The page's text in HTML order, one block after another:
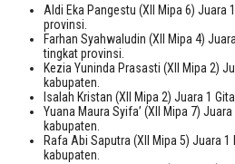
Aldi Eka Pangestu (XII Mipa 6) Juara
provinsi.
Farhan Syahwaludin (XII Mipa 4)
tingkat provinsi.
Kezia Yuninda Prasasti (XII Mipa 2)
kabupaten.
Isalah Kristan (XII Mipa 2) Juara 1
Yuana Maura Syifa’ (XII Mipa 7)
kabupaten.
Rafa Abi Saputra (XII Mipa 5) Juara 1
kabupaten.